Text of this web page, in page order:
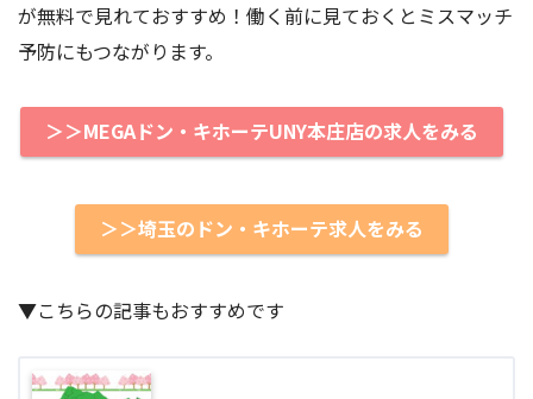
が無料で見れておすすめ！働く前に見ておくとミスマッチ
予防にもつながります。
＞＞MEGAドン・キホーテUNY本庄店の求人をみる
＞＞埼玉のドン・キホーテ求人をみる
▼こちらの記事もおすすめです